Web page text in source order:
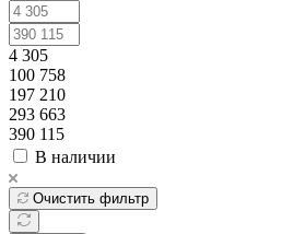
4 305
100 758
197 210
293 663
390 115
В наличии
Очистить фильтр